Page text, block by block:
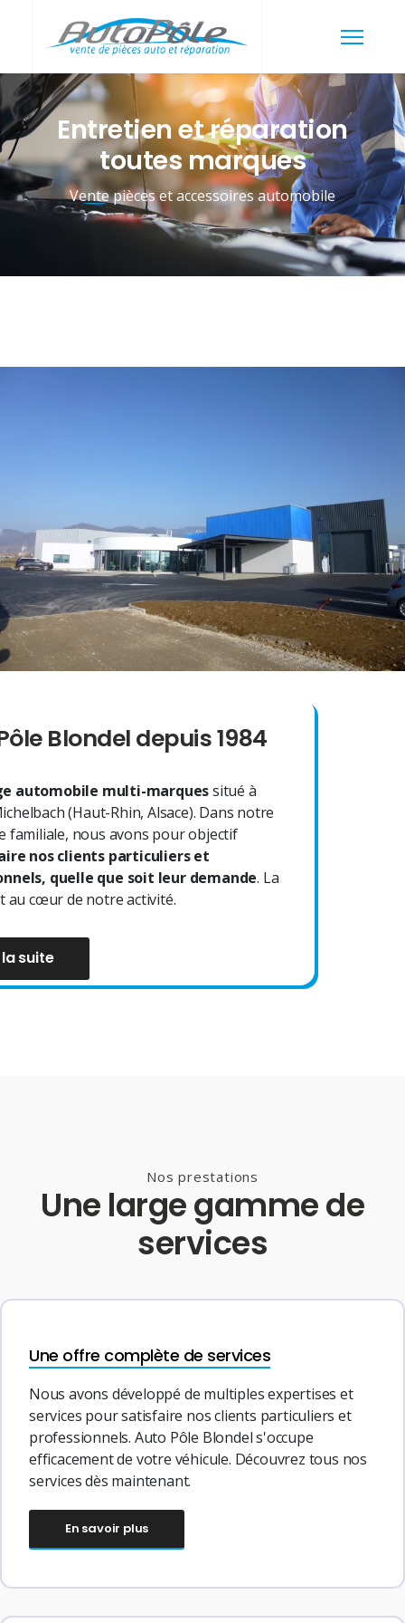
Entretien et réparation
toutes marques
Vente pièces et accessoires automobile
Blondel depuis 1984
automobile multi-marquessitué à
(Haut-Rhin, Alsace). Dans notre
familiale, nous avons pour objectif
nos clients particuliers et
quelle que soit leur demande. La
au cœur de notre activité.
suite
Nos prestations
Une large gamme de
services
Une offre complète de services
Nous avons développé de multiples expertises et
services pour satisfaire nos clients particuliers et
professionnels. Auto Pôle Blondel s'occupe
efficacement de votre véhicule. Découvrez tous nos
services dès maintenant.
En savoir plus